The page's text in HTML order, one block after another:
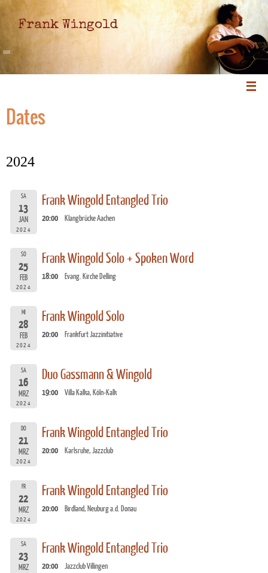
Frank Wingold
Dates
2024
SA
13
JAN
2024
Frank Wingold Entangled Trio
20:00 Klangbrücke Aachen
SO
25
FEB
2024
Frank Wingold Solo + Spoken Word
18:00 Evang. Kirche Delling
MI
28
FEB
2024
Frank Wingold Solo
20:00 Frankfurt Jazzinitiative
SA
16
MRZ
2024
Duo Gassmann & Wingold
19:00 Villa Kalka, Köln-Kalk
DO
21
MRZ
2024
Frank Wingold Entangled Trio
20:00 Karlsruhe, Jazzclub
FR
22
MRZ
2024
Frank Wingold Entangled Trio
20:00 Birdland, Neuburg a.d. Donau
SA
23
MRZ
Frank Wingold Entangled Trio
20:00 Jazzclub Villingen